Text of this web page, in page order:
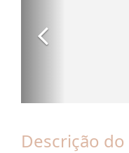
Descrição do